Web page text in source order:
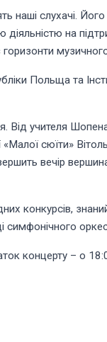
слухачі. Його
на
Польща та
Від учителя
сюїти»
вечір
конкурсів,
симфонічного
концерту – о